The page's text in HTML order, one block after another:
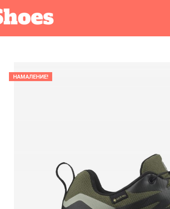
НАМАЛЕНИЕ!